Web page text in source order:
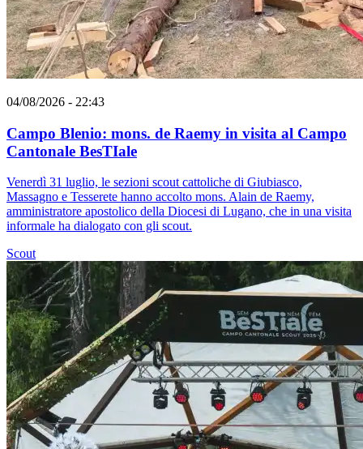
04/08/2026 - 22:43
Campo Blenio: mons. de Raemy in visita al Campo
Cantonale BesTIale
Venerdì 31 luglio, le sezioni scout cattoliche di Giubiasco,
Massagno e Tesserete hanno accolto mons. Alain de Raemy,
amministratore apostolico della Diocesi di Lugano, che in una visita
informale ha dialogato con gli scout.
Scout